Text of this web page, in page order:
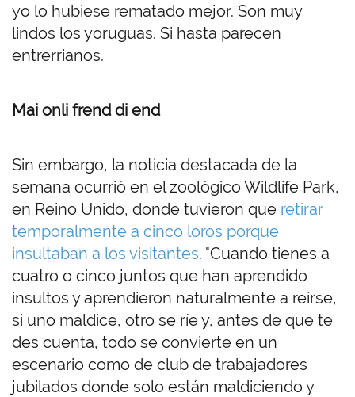
yo lo hubiese rematado mejor. Son muy
lindos los yoruguas. Si hasta parecen
entrerrianos.
Mai onli frend di end
Sin embargo, la noticia destacada de la
semana ocurrió en el zoológico Wildlife Park,
en Reino Unido, donde tuvieron que retirar
temporalmente a cinco loros porque
insultaban a los visitantes. "Cuando tienes a
cuatro o cinco juntos que han aprendido
insultos y aprendieron naturalmente a reírse,
si uno maldice, otro se ríe y, antes de que te
des cuenta, todo se convierte en un
escenario como de club de trabajadores
jubilados donde solo están maldiciendo y